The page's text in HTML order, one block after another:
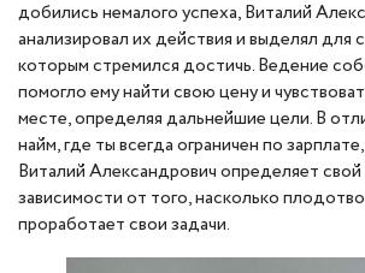
добились немалого успеха, Виталий
анализировал их действия и выделял для
которым стремился достичь. Ведение
помогло ему найти свою цену и
месте, определяя дальнейшие цели. В
найм, где ты всегда ограничен по
Виталий Александрович определяет
зависимости от того, насколько
проработает свои задачи.